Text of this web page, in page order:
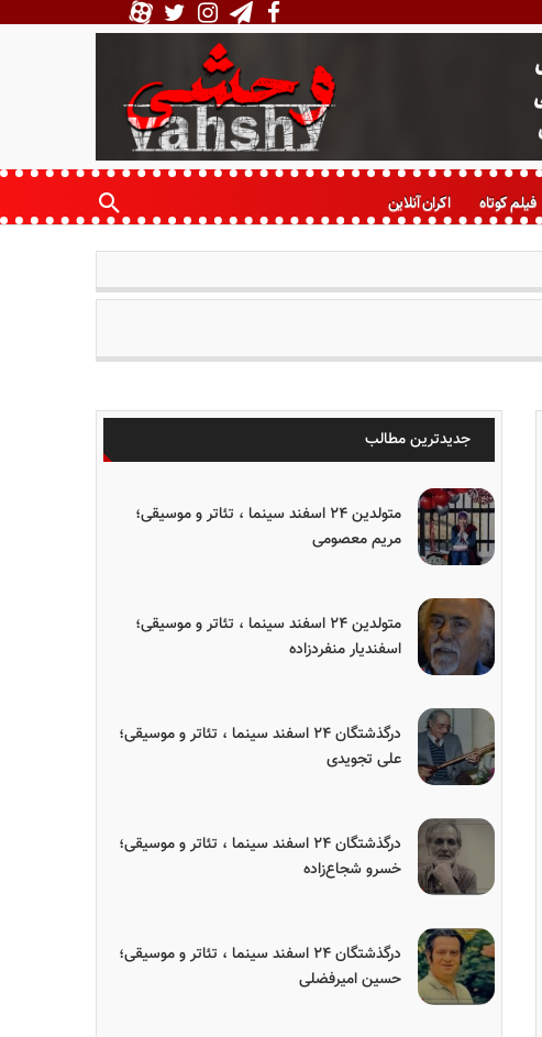
فیلم کوتاه اکران آنلاین
جدیدترین مطالب
متولدین ۲۴ اسفند سینما ، تئاتر و موسیقی؛
مریم معصومی
متولدین ۲۴ اسفند سینما ، تئاتر و موسیقی؛
اسفندیار منفردزاده
درگذشتگان ۲۴ اسفند سینما ، تئاتر و موسیقی؛
علی تجویدی
درگذشتگان ۲۴ اسفند سینما ، تئاتر و موسیقی؛
خسرو شجاع‌زاده
درگذشتگان ۲۴ اسفند سینما ، تئاتر و موسیقی؛
حسین امیرفضلی